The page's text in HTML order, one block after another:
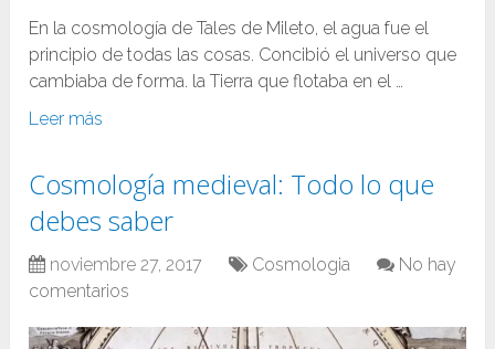
En la cosmología de Tales de Mileto, el agua fue el
principio de todas las cosas. Concibió el universo que
cambiaba de forma. la Tierra que flotaba en el …
Leer más
Cosmología medieval: Todo lo que
debes saber
noviembre 27, 2017 Cosmologia
No hay
comentarios